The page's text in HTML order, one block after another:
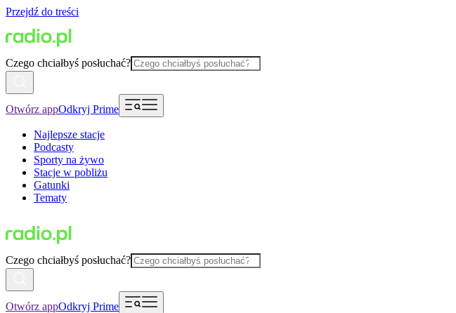
Przejdź do treści
Czego chciałbyś posłuchać?
Otwórz appOdkryj Prime
Najlepsze stacje
Podcasty
Sporty na żywo
Stacje w pobliżu
Gatunki
Tematy
Czego chciałbyś posłuchać?
Otwórz appOdkryj Prime